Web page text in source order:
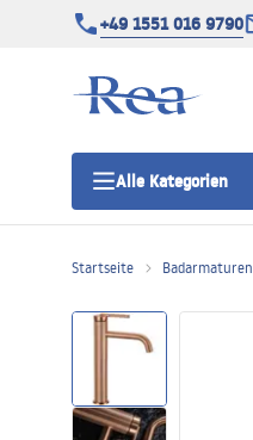
+49 1551 016 9790
Alle Kategorien
Duschtüren
Duschwannen
Startseite Badarmaturen